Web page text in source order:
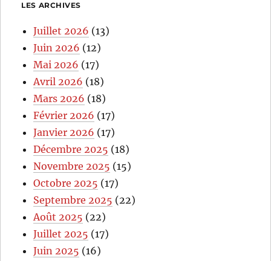
LES ARCHIVES
Juillet 2026 (13)
Juin 2026 (12)
Mai 2026 (17)
Avril 2026 (18)
Mars 2026 (18)
Février 2026 (17)
Janvier 2026 (17)
Décembre 2025 (18)
Novembre 2025 (15)
Octobre 2025 (17)
Septembre 2025 (22)
Août 2025 (22)
Juillet 2025 (17)
Juin 2025 (16)